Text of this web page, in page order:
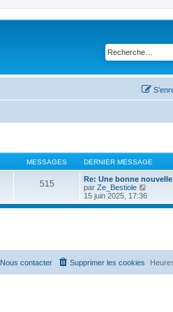
MESSAGES DERNIER MESSAGE
515
Re: Une bonne
par Ze_Bestiole
o
i
n
15 juin 2025, 17:36
Supprimer les cookies
Nous contacter